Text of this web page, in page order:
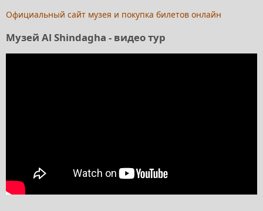
Официальный сайт музея и покупка билетов онлайн
Музей Al Shindagha - видео тур